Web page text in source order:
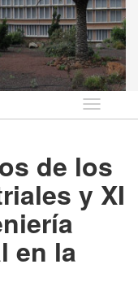
Idioma
de los
y XI
en la